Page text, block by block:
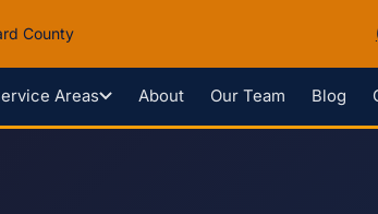
County
Areas About Our Team Blog